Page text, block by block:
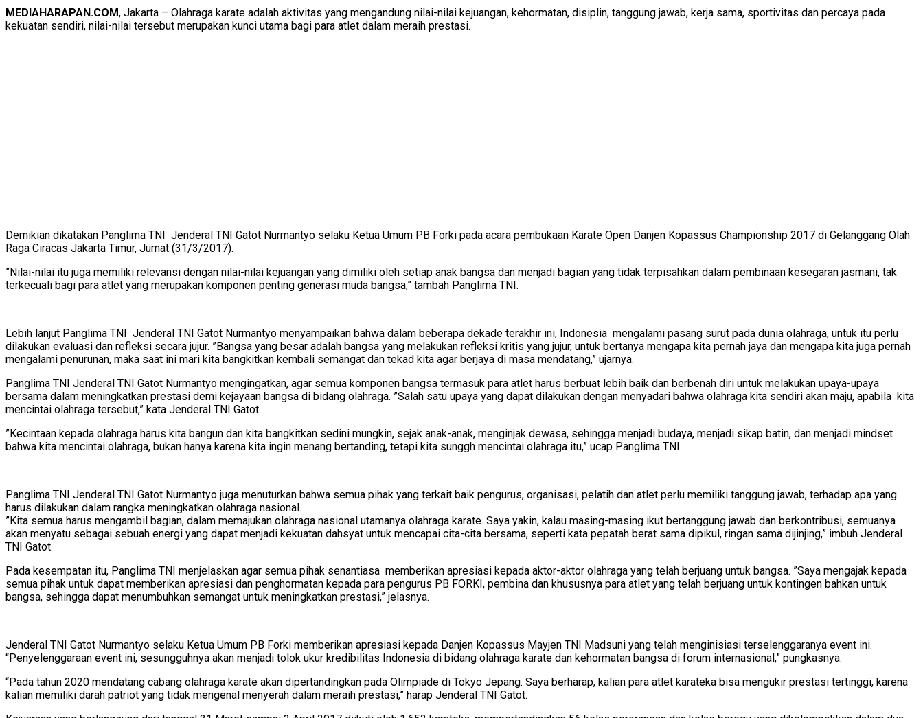
MEDIAHARAPAN.COM, Jakarta – Olahraga karate adalah aktivitas yang mengandung nilai-nilai kejuangan, kehormatan, disiplin, tanggung jawab, kerja sama, sportivitas dan percaya pada
kekuatan sendiri, nilai-nilai tersebut merupakan kunci utama bagi para atlet dalam meraih prestasi.
Demikian dikatakan Panglima TNI Jenderal TNI Gatot Nurmantyo selaku Ketua Umum PB Forki pada acara pembukaan Karate Open Danjen Kopassus Championship 2017 di Gelanggang Olah
Raga Ciracas Jakarta Timur, Jumat (31/3/2017).
”Nilai-nilai itu juga memiliki relevansi dengan nilai-nilai kejuangan yang dimiliki oleh setiap anak bangsa dan menjadi bagian yang tidak terpisahkan dalam pembinaan kesegaran jasmani, tak
terkecuali bagi para atlet yang merupakan komponen penting generasi muda bangsa,” tambah Panglima TNI.
Lebih lanjut Panglima TNI Jenderal TNI Gatot Nurmantyo menyampaikan bahwa dalam beberapa dekade terakhir ini, Indonesia mengalami pasang surut pada dunia olahraga, untuk itu perlu
dilakukan evaluasi dan refleksi secara jujur. ”Bangsa yang besar adalah bangsa yang melakukan refleksi kritis yang jujur, untuk bertanya mengapa kita pernah jaya dan mengapa kita juga pernah
mengalami penurunan, maka saat ini mari kita bangkitkan kembali semangat dan tekad kita agar berjaya di masa mendatang,” ujarnya.
Panglima TNI Jenderal TNI Gatot Nurmantyo mengingatkan, agar semua komponen bangsa termasuk para atlet harus berbuat lebih baik dan berbenah diri untuk melakukan upaya-upaya
bersama dalam meningkatkan prestasi demi kejayaan bangsa di bidang olahraga. ”Salah satu upaya yang dapat dilakukan dengan menyadari bahwa olahraga kita sendiri akan maju, apabila kita
mencintai olahraga tersebut,” kata Jenderal TNI Gatot.
”Kecintaan kepada olahraga harus kita bangun dan kita bangkitkan sedini mungkin, sejak anak-anak, menginjak dewasa, sehingga menjadi budaya, menjadi sikap batin, dan menjadi mindset
bahwa kita mencintai olahraga, bukan hanya karena kita ingin menang bertanding, tetapi kita sunggh mencintai olahraga itu,” ucap Panglima TNI.
Panglima TNI Jenderal TNI Gatot Nurmantyo juga menuturkan bahwa semua pihak yang terkait baik pengurus, organisasi, pelatih dan atlet perlu memiliki tanggung jawab, terhadap apa yang
harus dilakukan dalam rangka meningkatkan olahraga nasional.
”Kita semua harus mengambil bagian, dalam memajukan olahraga nasional utamanya olahraga karate. Saya yakin, kalau masing-masing ikut bertanggung jawab dan berkontribusi, semuanya
akan menyatu sebagai sebuah energi yang dapat menjadi kekuatan dahsyat untuk mencapai cita-cita bersama, seperti kata pepatah berat sama dipikul, ringan sama dijinjing,” imbuh Jenderal
TNI Gatot.
Pada kesempatan itu, Panglima TNI menjelaskan agar semua pihak senantiasa memberikan apresiasi kepada aktor-aktor olahraga yang telah berjuang untuk bangsa. ”Saya mengajak kepada
semua pihak untuk dapat memberikan apresiasi dan penghormatan kepada para pengurus PB FORKI, pembina dan khususnya para atlet yang telah berjuang untuk kontingen bahkan untuk
bangsa, sehingga dapat menumbuhkan semangat untuk meningkatkan prestasi,” jelasnya.
Jenderal TNI Gatot Nurmantyo selaku Ketua Umum PB Forki memberikan apresiasi kepada Danjen Kopassus Mayjen TNI Madsuni yang telah menginisiasi terselenggaranya event ini.
“Penyelenggaraan event ini, sesungguhnya akan menjadi tolok ukur kredibilitas Indonesia di bidang olahraga karate dan kehormatan bangsa di forum internasional,” pungkasnya.
“Pada tahun 2020 mendatang cabang olahraga karate akan dipertandingkan pada Olimpiade di Tokyo Jepang. Saya berharap, kalian para atlet karateka bisa mengukir prestasi tertinggi, karena
kalian memiliki darah patriot yang tidak mengenal menyerah dalam meraih prestasi,” harap Jenderal TNI Gatot.